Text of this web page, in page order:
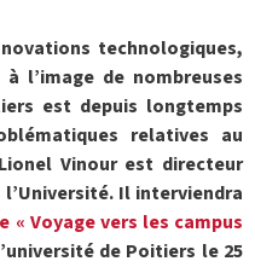
technologiques,
l’image de nombreuses
est depuis longtemps
relatives au
Vinour est directeur
Il interviendra
« Voyage vers les campus
de Poitiers le 25